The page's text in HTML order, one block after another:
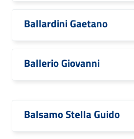
Ballardini Gaetano
Ballerio Giovanni
Balsamo Stella Guido